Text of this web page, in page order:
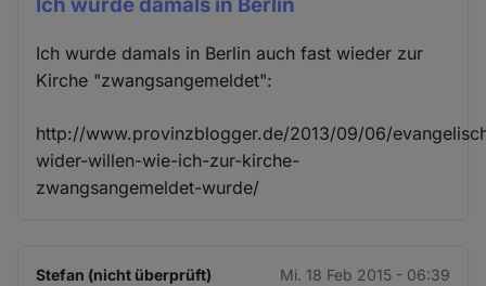
Ich wurde damals in Berlin auch fast wieder zur
Kirche "zwangsangemeldet":
http://www.provinzblogger.de/2013/09/06/
wider-willen-wie-ich-zur-kirche-
zwangsangemeldet-wurde/
Stefan (nicht überprüft) Mi. 18 Feb 2015 - 06:39